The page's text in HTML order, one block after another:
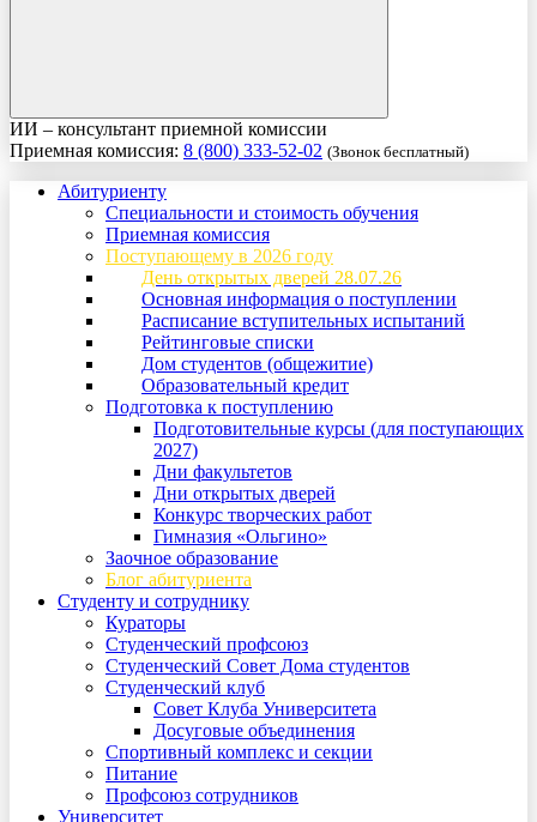
ИИ – консультант приемной комиссии
Приемная комиссия: 8 (800) 333-52-02 (Звонок бесплатный)
Абитуриенту
Специальности и стоимость обучения
Приемная комиссия
Поступающему в 2026 году
День открытых дверей 28.07.26
Основная информация о поступлении
Расписание вступительных испытаний
Рейтинговые списки
Дом студентов (общежитие)
Образовательный кредит
Подготовка к поступлению
Подготовительные курсы (для поступающих
2027)
Дни факультетов
Дни открытых дверей
Конкурс творческих работ
Гимназия «Ольгино»
Заочное образование
Блог абитуриента
Студенту и сотруднику
Кураторы
Студенческий профсоюз
Студенческий Совет Дома студентов
Студенческий клуб
Совет Клуба Университета
Досуговые объединения
Спортивный комплекс и секции
Питание
Профсоюз сотрудников
Университет